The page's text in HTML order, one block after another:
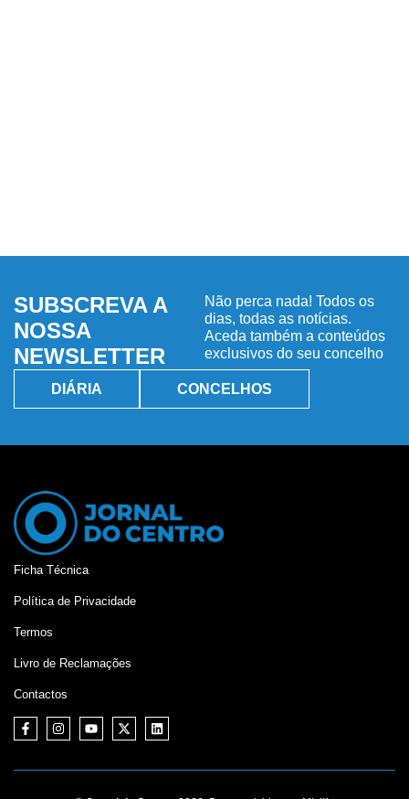
SUBSCREVA A
NOSSA
NEWSLETTER
Não perca nada! Todos os
dias, todas as notícias.
Aceda também a conteúdos
exclusivos do seu concelho
DIÁRIA CONCELHOS
Ficha Técnica
Política de Privacidade
Termos
Livro de Reclamações
Contactos